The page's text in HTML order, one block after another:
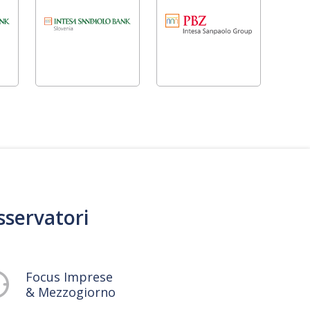
Focus Imprese
& Mezzogiorno